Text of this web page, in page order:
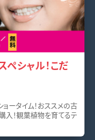
ペシャル！こだ
ョータイム！おススメの古
入！観葉植物を育てるテ